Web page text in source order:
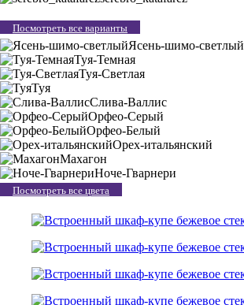
Посмотреть все варианты
Ясень-шимо-светлый
Туя-Темная
Туя-Светлая
Туя
Слива-Валлис
Орфео-Серый
Орфео-Белый
Орех-итальянский
Махагон
Ноче-Гварнери
Посмотреть все цвета